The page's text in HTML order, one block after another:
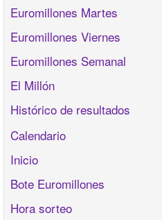
Euromillones Martes
Euromillones Viernes
Euromillones Semanal
El Millón
Histórico de resultados
Calendario
Inicio
Bote Euromillones
Hora sorteo